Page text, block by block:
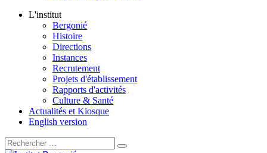
L'institut
Bergonié
Histoire
Directions
Instances
Recrutement
Projets d'établissement
Rapports d'activités
Culture & Santé
Actualités et Kiosque
English version
Rechercher :